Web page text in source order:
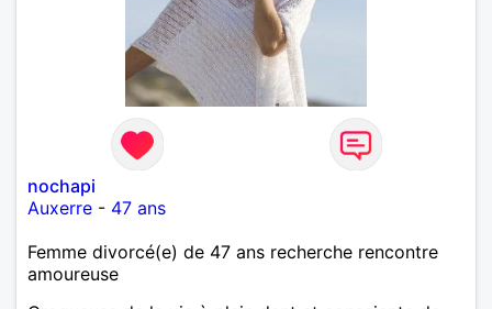
nochapi
Auxerre - 47 ans
Femme divorcé(e) de 47 ans recherche rencontre
amoureuse